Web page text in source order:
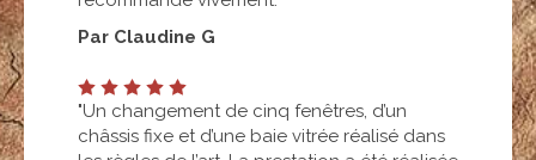
Par Claudine G
"Un changement de cinq fenêtres, d’un
châssis fixe et d’une baie vitrée réalisé dans